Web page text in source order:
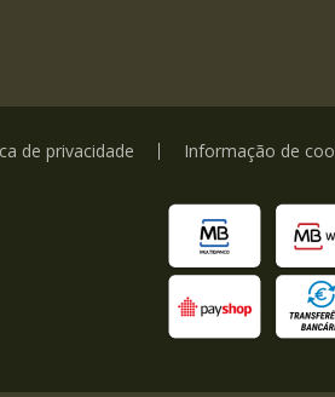
de privacidade Informação de